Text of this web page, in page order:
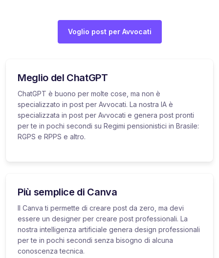
Voglio post per Avvocati
Meglio del ChatGPT
ChatGPT è buono per molte cose, ma non è
specializzato in post per Avvocati. La nostra IA è
specializzata in post per Avvocati e genera post pronti
per te in pochi secondi su Regimi pensionistici in Brasile:
RGPS e RPPS e altro.
Più semplice di Canva
Il Canva ti permette di creare post da zero, ma devi
essere un designer per creare post professionali. La
nostra intelligenza artificiale genera design professionali
per te in pochi secondi senza bisogno di alcuna
conoscenza tecnica.